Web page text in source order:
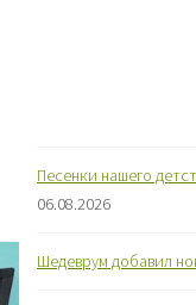
Песенки нашего
06.08.2026
Шедеврум добавил